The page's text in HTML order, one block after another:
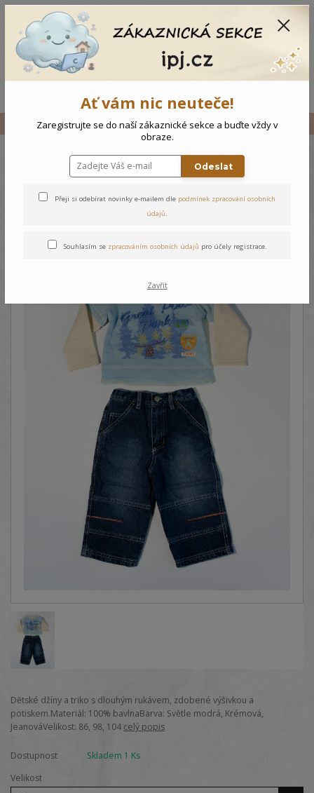
Vše Dětský komplet Borovicový park
Dětský komplet Borovicový
park
Dětské džíny a triko s dlouhým rukávem, zdobené výšivkou a
potiskem.Materiál: 100% bavlnaBarva: Světle modrá, Krémová,
JeanováVelikost: 86, 98, 104 celý popis
Dostupnost
Skladem 1 Ks
Velikost
Ať vám nic neuteče!
Zaregistrujte se do naší zákaznické sekce a buďte vždy v
obraze.
Odeslat
Přeji si odebírat novinky e-mailem dle podmínek zpracování osobních
údajů.
Souhlasím se zpracováním osobních údajů pro účely registrace.
Zavřít